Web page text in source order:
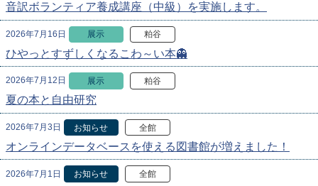
音訳ボランティア養成講座（中級）を実施します。
2026年7月16日 展示 粕谷
ひやっとすずしくなるこわ～い本👻
2026年7月12日 展示 粕谷
夏の本と自由研究
2026年7月3日 お知らせ 全館
オンラインデータベースを使える図書館が増えました！
2026年7月1日 お知らせ 全館